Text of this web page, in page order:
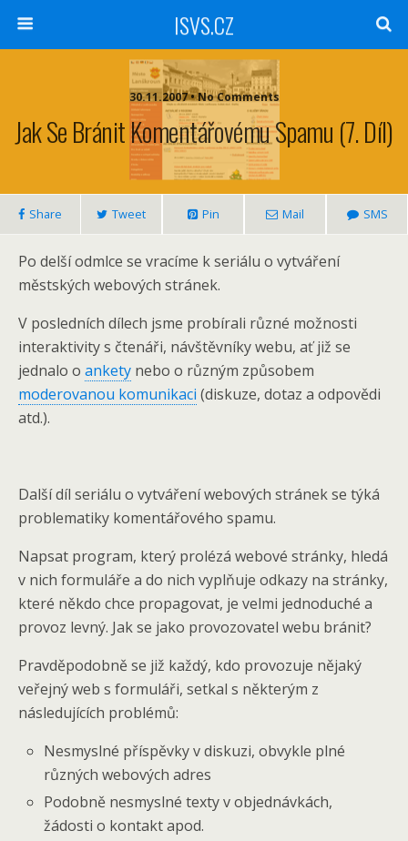
ISVS.CZ
30.11.2007 • No Comments
Jak Se Bránit Komentářovému Spamu (7. Díl)
Share Tweet Pin Mail SMS
Po delší odmlce se vracíme k seriálu o vytváření
městských webových stránek.
V posledních dílech jsme probírali různé možnosti
interaktivity s čtenáři, návštěvníky webu, ať již se
jednalo o ankety nebo o různým způsobem
moderovanou komunikaci (diskuze, dotaz a odpovědi
atd.).
Další díl seriálu o vytváření webových stránek se týká
problematiky komentářového spamu.
Napsat program, který prolézá webové stránky, hledá
v nich formuláře a do nich vyplňuje odkazy na stránky,
které někdo chce propagovat, je velmi jednoduché a
provoz levný. Jak se jako provozovatel webu bránit?
Pravděpodobně se již každý, kdo provozuje nějaký
veřejný web s formuláři, setkal s některým z
následujících problémů:
Nesmyslné příspěvky v diskuzi, obvykle plné
různých webových adres
Podobně nesmyslné texty v objednávkách,
žádosti o kontakt apod.